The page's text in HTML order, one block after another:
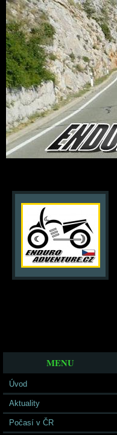
MENU
Úvod
Aktuality
Počasí v ČR